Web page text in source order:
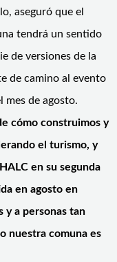
aseguró que el
tendrá un sentido
de versiones de la
de camino al evento
mes de agosto.
cómo construimos y
el turismo, y
en su segunda
en agosto en
y a personas tan
nuestra comuna es